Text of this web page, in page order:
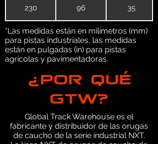
230 96 35
*Las medidas están en milímetros (mm)
para pistas industriales, las medidas
están en pulgadas (in) para pistas
agrícolas y pavimentadoras.
¿POR QUÉ
GTW?
Global Track Warehouse es el
fabricante y distribuidor de las orugas
de caucho de la serie industrial NXT.